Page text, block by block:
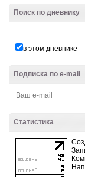
Поиск по дневнику
в этом дневнике
Подписка по e-mail
Статистика